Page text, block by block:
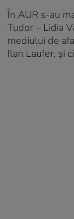
În AUR s-au
Tudor – Lidia
mediului de
Ilan Laufer, și